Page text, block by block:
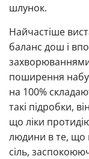
шлунок.
Найчастіше
баланс дош і
поширення
на 100%
такі підробки,
що ліки
людини в те, що
сіль,